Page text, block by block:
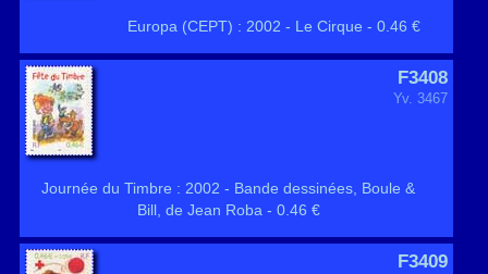
Europa (CEPT) : 2002 - Le Cirque - 0.46 €
F3408
Yv. 3467
Journée du Timbre : 2002 - Bande dessinées, Boule &
Bill, de Jean Roba - 0.46 €
F3409